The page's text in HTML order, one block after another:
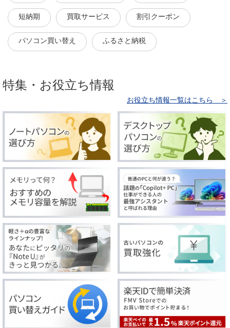
短納期 買取サービス 割引クーポン
パソコン買い替え ふるさと納税
特集・お役立ち情報
お役立ち情報一覧はこちら ＞